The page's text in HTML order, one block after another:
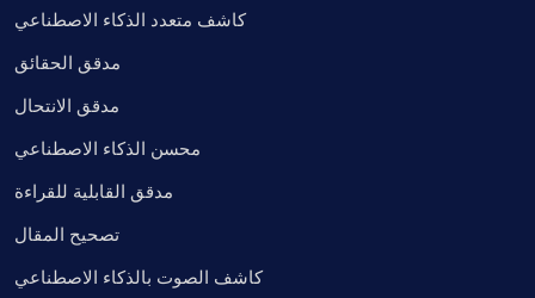
كاشف متعدد الذكاء الاصطناعي
مدقق الحقائق
مدقق الانتحال
محسن الذكاء الاصطناعي
مدقق القابلية للقراءة
تصحيح المقال
كاشف الصوت بالذكاء الاصطناعي